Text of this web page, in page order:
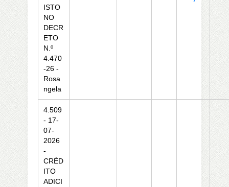
ISTO
NO
DECR
ETO
N.º
4.470
-26 -
Rosa
ngela
4.509
- 17-
07-
2026
-
CRÉD
ITO
ADICI